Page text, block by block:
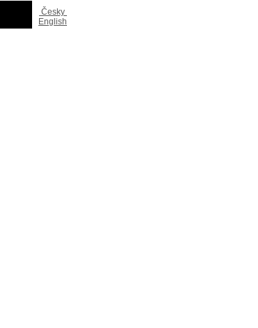
Česky
English